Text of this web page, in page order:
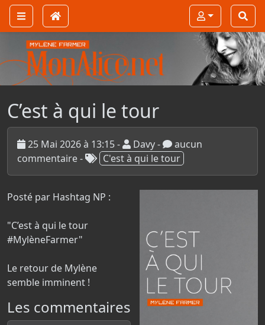
C’est à qui le tour
25 Mai 2026 à 13:15 - Davy -
aucun
commentaire- C'est à qui le tour
Posté par Hashtag NP :
"C’est à qui le tour
#MylèneFarmer"
Le retour de Mylène
semble imminent !
Les commentaires